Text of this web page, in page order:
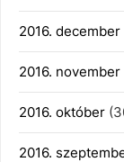
2016. december
2016. november
2016. október
2016.